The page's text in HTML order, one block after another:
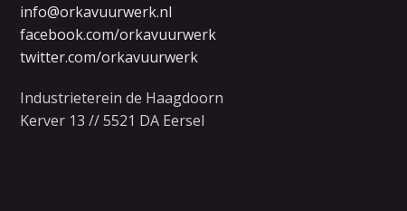
info@orkavuurwerk.nl
facebook.com/orkavuurwerk
twitter.com/orkavuurwerk
Industrieterein de Haagdoorn
Kerver 13 // 5521 DA Eersel